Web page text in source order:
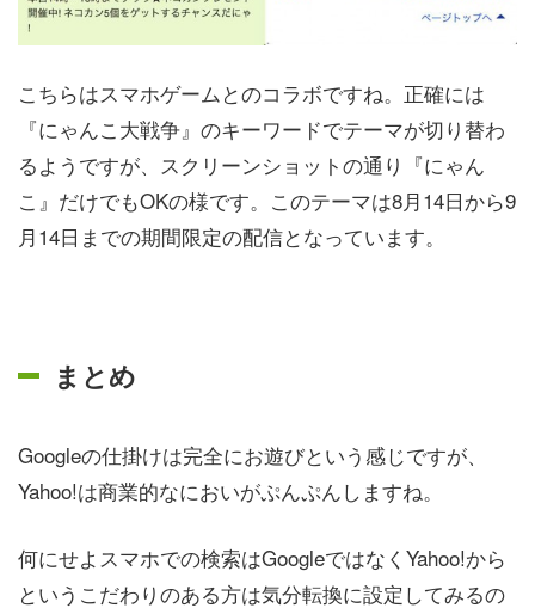
こちらはスマホゲームとのコラボですね。正確には
『にゃんこ大戦争』のキーワードでテーマが切り替わ
るようですが、スクリーンショットの通り『にゃん
こ』だけでもOKの様です。このテーマは8月14日から9
月14日までの期間限定の配信となっています。
まとめ
Googleの仕掛けは完全にお遊びという感じですが、
Yahoo!は商業的なにおいがぷんぷんしますね。
何にせよスマホでの検索はGoogleではなくYahoo!から
というこだわりのある方は気分転換に設定してみるの